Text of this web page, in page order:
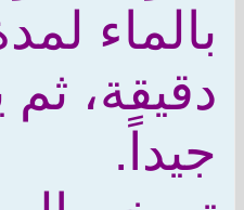
دقيقة،
جيداً.